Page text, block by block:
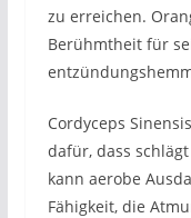
zu erreichen.
Berühmtheit für
Cordyceps
dafür, dass
kann aerobe
Fähigkeit, die